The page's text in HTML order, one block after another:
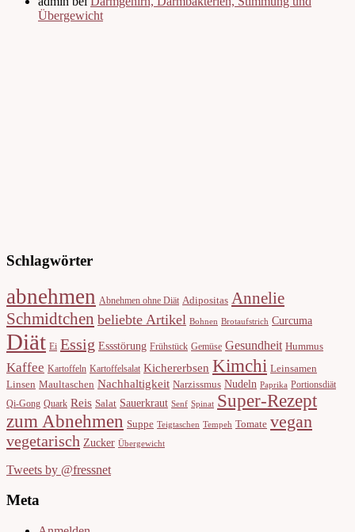
Übergewicht
Schlagwörter
abnehmen Abnehmen ohne Diät Adipositas Annelie
Schmidtchen beliebte Artikel Bohnen Brotaufstrich Curcuma
Diät Ei Essig Essstörung Frühstück Gemüse Gesundheit Hummus
Kaffee Kartoffeln Kartoffelsalat Kichererbsen Kimchi Leinsamen
Linsen Maultaschen Nachhaltigkeit Narzissmus Nudeln Paprika Portionsdiät
Qi-Gong Quark Reis Salat Sauerkraut Senf Spinat Super-Rezept
zum Abnehmen Suppe Teigtaschen Tempeh Tomate vegan
vegetarisch Zucker Übergewicht
Tweets by @fressnet
Meta